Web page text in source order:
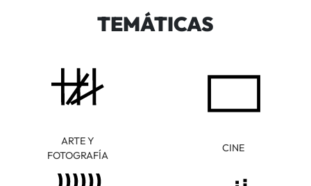
TEMÁTICAS
ARTE Y
FOTOGRAFÍA
CINE